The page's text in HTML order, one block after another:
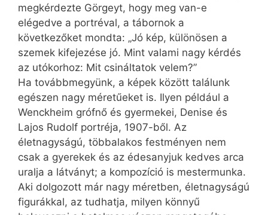
megkérdezte Görgeyt, hogy meg van-e
elégedve a portréval, a tábornok a
következőket mondta: „Jó kép, különösen a
szemek kifejezése jó. Mint valami nagy kérdés
az utókorhoz: Mit csináltatok velem?”
Ha továbbmegyünk, a képek között találunk
egészen nagy méretűeket is. Ilyen például a
Wenckheim grófnő és gyermekei, Denise és
Lajos Rudolf portréja, 1907-ből. Az
életnagyságú, többalakos festményen nem
csak a gyerekek és az édesanyjuk kedves arca
uralja a látványt; a kompozíció is mestermunka.
Aki dolgozott már nagy méretben, életnagyságú
figurákkal, az tudhatja, milyen könnyű